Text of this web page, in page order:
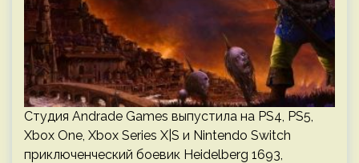
Студия Andrade Games выпустила на PS4, PS5,
Xbox One, Xbox Series X|S и Nintendo Switch
приключенческий боевик Heidelberg 1693,